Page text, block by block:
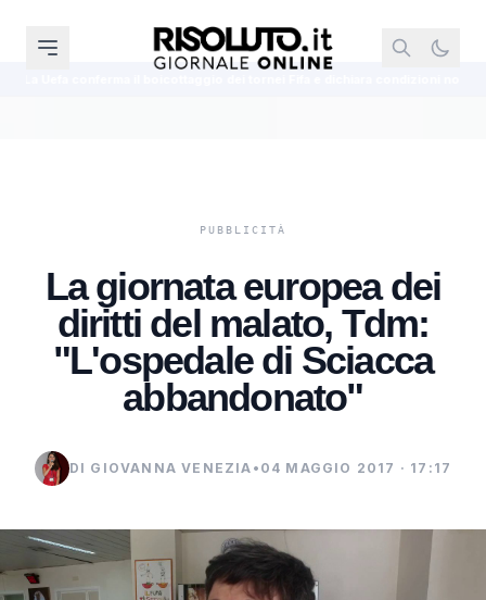
La giornata europea dei
diritti del malato, Tdm:
"L'ospedale di Sciacca
abbandonato"
DI GIOVANNA VENEZIA • 04 MAGGIO 2017 · 17:17